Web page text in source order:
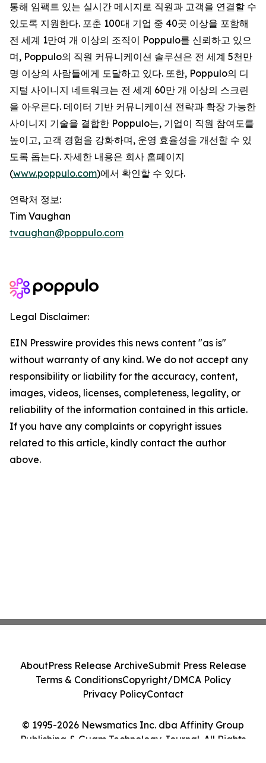
통해 임팩트 있는 실시간 메시지로 직원과 고객을 연결할 수
있도록 지원한다. 포춘 100대 기업 중 40곳 이상을 포함해
전 세계 1만여 개 이상의 조직이 Poppulo를 신뢰하고 있으
며, Poppulo의 직원 커뮤니케이션 솔루션은 전 세계 5천만
명 이상의 사람들에게 도달하고 있다. 또한, Poppulo의 디
지털 사이니지 네트워크는 전 세계 60만 개 이상의 스크린
을 아우른다. 데이터 기반 커뮤니케이션 전략과 확장 가능한
사이니지 기술을 결합한 Poppulo는, 기업이 직원 참여도를
높이고, 고객 경험을 강화하며, 운영 효율성을 개선할 수 있
도록 돕는다. 자세한 내용은 회사 홈페이지
(www.poppulo.com)에서 확인할 수 있다.
연락처 정보:
Tim Vaughan
tvaughan@poppulo.com
Legal Disclaimer:
EIN Presswire provides this news content "as is"
without warranty of any kind. We do not accept any
responsibility or liability for the accuracy, content,
images, videos, licenses, completeness, legality, or
reliability of the information contained in this article.
If you have any complaints or copyright issues
related to this article, kindly contact the author
above.
© 1995-2026 Newsmatics Inc. dba Affinity Group
Publishing & Guam Technology Journal. All Rights
AboutPress Release ArchiveSubmit Press Release
Terms & ConditionsCopyright/DMCA Policy
Privacy PolicyContact